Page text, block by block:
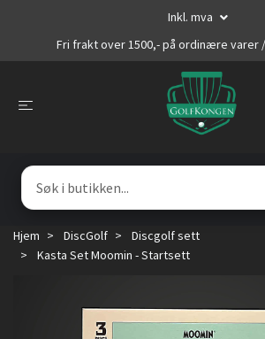
Inkl. mva
Fri frakt over 1500,- på ordinære varer
Hjem DiscGolf
Discgolf sett
Kasta Set Moomin - Startsett